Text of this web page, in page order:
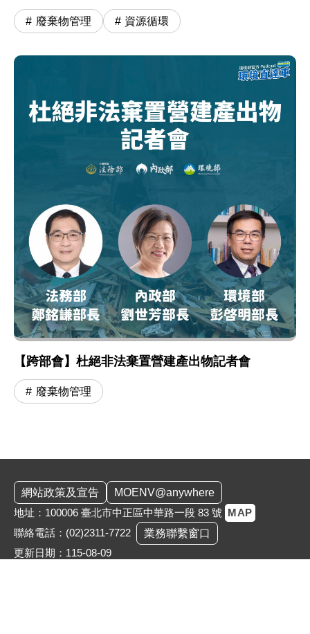
震彥組長
廢棄物管理 資源循環
【跨部會】杜絕非法棄置營建產出物記者會
廢棄物管理
網站政策及宣告
MOENV@anywhere
地址：100006 臺北市中正區中華路一段 83 號 MAP
聯絡電話： (02)2311-7722
業務聯繫窗口
更新日期：115-08-09